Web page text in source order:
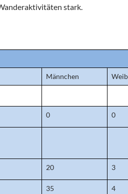
stark.
Männchen
0 0
20 3
35 4